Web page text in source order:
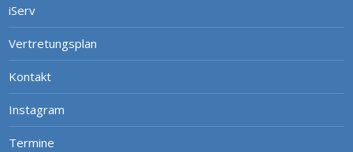
iServ
Vertretungsplan
Kontakt
Instagram
Termine